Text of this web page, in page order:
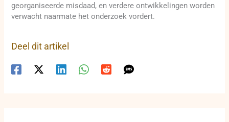
georganiseerde misdaad, en verdere ontwikkelingen worden
verwacht naarmate het onderzoek vordert.
Deel dit artikel